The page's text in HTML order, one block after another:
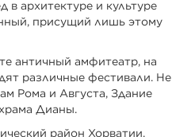
архитектуре и культуре
присущий лишь этому
античный амфитеатр, на
различные фестивали. Не
Рома и Августа, Здание
Дианы.
район Хорватии.